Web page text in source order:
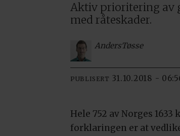
Aktiv prioritering av
med råteskader.
AndersTøsse
PUBLISERT 31.10.2018 -
Hele 752 av Norges
forklaringen er at